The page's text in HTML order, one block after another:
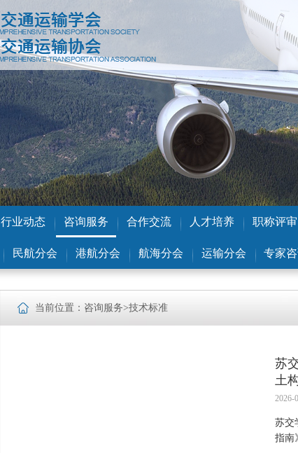
行业动态 咨询服务 合作交流 人才培养 职称评审
民航分会 港航分会 航海分会 运输分会 专家
当前位置：咨询服务>技术标准
苏
土
2026-
苏交
指南